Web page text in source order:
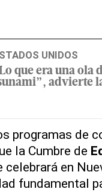
UNIDOS
que era una ola
advierte
programas de
la Cumbre de
en
fundamental